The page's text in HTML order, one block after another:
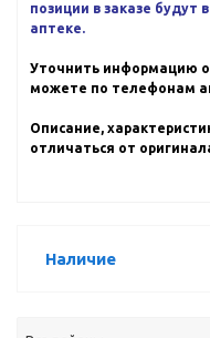
позиции в заказе будут
аптеке.
Уточнить информацию
можете по телефонам
Описание,
отличаться от
Наличие